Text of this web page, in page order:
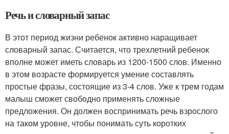
Речь и словарный запас
В этот период жизни ребенок активно наращивает
словарный запас. Считается, что трехлетний ребенок
вполне может иметь словарь из 1200-1500 слов. Именно
в этом возрасте формируется умение составлять
простые фразы, состоящие из 3-4 слов. Уже к трем годам
малыш сможет свободно применять сложные
предложения. Он должен воспринимать речь взрослого
на таком уровне, чтобы понимать суть коротких